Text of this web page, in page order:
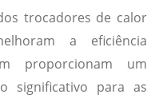
trocadores de calor
a eficiência
proporcionam um
significativo para as